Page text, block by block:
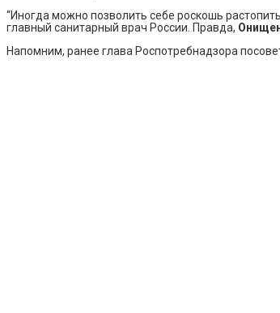
“Иногда можно позволить себе роскошь
главный санитарный врач России. Правда,
Напомним, ранее глава Роспотребнадзора